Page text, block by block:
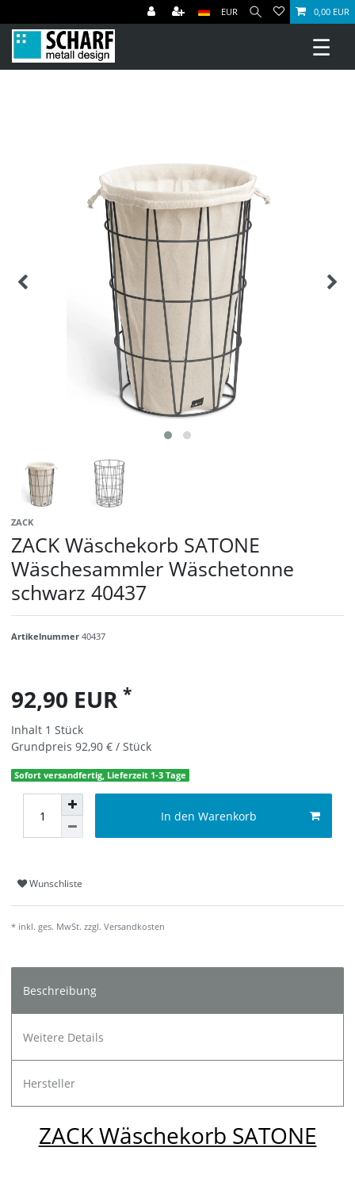
EUR 0,00 EUR
☰
ZACK
ZACK Wäschekorb SATONE
Wäschesammler Wäschetonne
schwarz 40437
Artikelnummer 40437
92,90 EUR *
Inhalt 1 Stück
Grundpreis 92,90 € / Stück
Sofort versandfertig, Lieferzeit 1-3 Tage
In den Warenkorb
Wunschliste
* inkl. ges. MwSt. zzgl. Versandkosten
Beschreibung
Weitere Details
Hersteller
ZACK Wäschekorb SATONE